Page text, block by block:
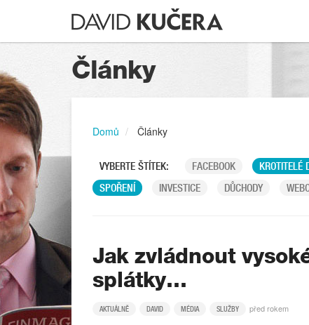
Články
Domů Články
VYBERTE ŠTÍTEK: FACEBOOK KROTITELÉ
SPOŘENÍ
INVESTICE DŮCHODY
Jak zvládnout
splátky…
AKTUÁLNĚ DAVID MÉDIA SLUŽBY před rokem